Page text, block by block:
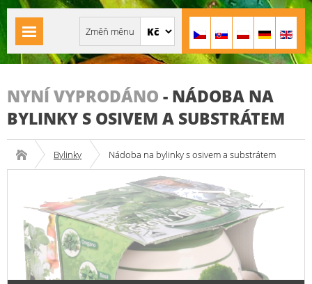
NYNÍ VYPRODÁNO - NÁDOBA NA
BYLINKY S OSIVEM A SUBSTRÁTEM
Bylinky Nádoba na bylinky s osivem a substrátem